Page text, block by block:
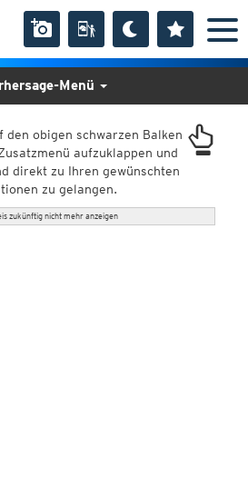
den obigen schwarzen Balken
aufzuklappen und
direkt zu Ihren gewünschten
zu gelangen.
zukünftig nicht mehr anzeigen
Menü